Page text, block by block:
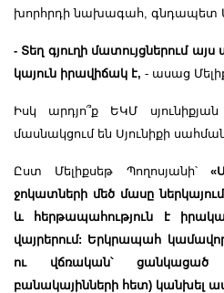
խորհրդի նախագահ, գնդապետ
- Տեղ գյուղի մատույցներում
կայուն իրավիճակ է, - ասաց
Իսկ արդյո՞ք ԵԿՄ
մասնակցում են Սյունիքի
Ըստ Մելիքսեթ Պողոսյանի՝
ջոկատների մեծ մասը
և հերթապահություն է
վայրերում: Երկրապահ
ու վճռական՝
բանակայինների հետ) կանխել